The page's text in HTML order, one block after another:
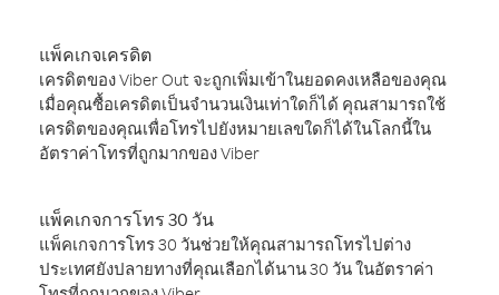
แพ็คเกจเครดิต
เครดิตของ Viber Out จะถูกเพิ่มเข้าในยอดคงเหลือของคุณ
เมื่อคุณซื้อเครดิตเป็นจำนวนเงินเท่าใดก็ได้ คุณสามารถใช้
เครดิตของคุณเพื่อโทรไปยังหมายเลขใดก็ได้ในโลกนี้ใน
อัตราค่าโทรที่ถูกมากของ Viber
แพ็คเกจการโทร 30 วัน
แพ็คเกจการโทร 30 วันช่วยให้คุณสามารถโทรไปต่าง
ประเทศยังปลายทางที่คุณเลือกได้นาน 30 วัน ในอัตราค่า